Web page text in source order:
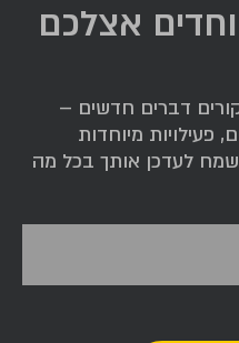
אצלכם
דברים חדשים –
פעילויות מיוחדות
לעדכן אותך בכל מה